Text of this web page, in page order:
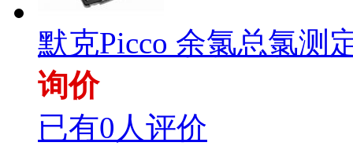
默克Picco 余氯总氯测
询价
已有0人评价